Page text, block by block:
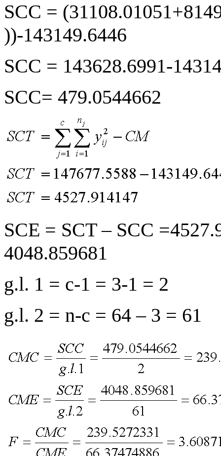
SCC =
))-143149.6446
SCC = 143628.6991-
SCC= 479.0544662
SCE = SCT – SCC
4048.859681
g.l. 1 = c-1 = 3-1 = 2
g.l. 2 = n-c = 64 – 3 = 61